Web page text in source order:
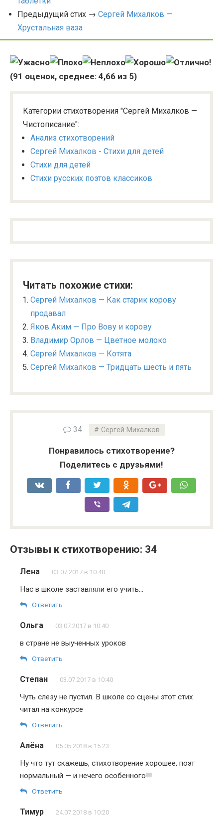
Предыдущий стих → Сергей Михалков —
Хрустальная ваза
(91 оценок, среднее: 4,66 из 5)
Категории стихотворения "Сергей Михалков —
Чистописание":
Анализ стихотворений
Сергей Михалков - Стихи для детей
Стихи для детей
Стихи русских поэтов классиков
Читать похожие стихи:
Сергей Михалков — Как старик корову
продавал
Яков Аким — Про Вову и корову
Владимир Орлов — Цветное молоко
Сергей Михалков — Котята
Сергей Михалков — Тридцать шесть и пять
34 Сергей Михалков
Понравилось стихотворение?
Поделитесь с друзьями!
Отзывы к стихотворению: 34
Лена 03.07.2017 в 10:40
Нас в школе заставляли его учить…
Ответить
Ольга 03.07.2017 в 10:40
в стране не выученных уроков
Ответить
Степан 03.07.2017 в 10:40
Чуть слезу не пустил. В школе со сцены этот стих
читал на конкурсе
Ответить
Алёна 05.05.2018 в 15:23
Ну что тут скажешь, стихотворение хорошее, поэт
нормальный — и нечего особенного!!!
Ответить
Тимур 24.07.2018 в 10:20